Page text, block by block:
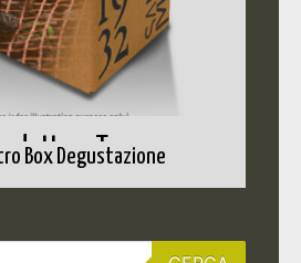
a Te
Box Degustazione